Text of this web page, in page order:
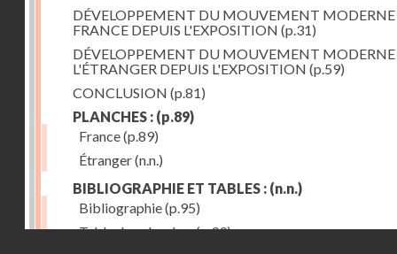
DÉVELOPPEMENT DU MOUVEMENT
FRANCE DEPUIS L'EXPOSITION (p.31)
DÉVELOPPEMENT DU MOUVEMENT
L'ÉTRANGER DEPUIS L'EXPOSITION (p.59)
CONCLUSION (p.81)
PLANCHES : (p.89)
France(p.89)
Étranger(n.n.)
BIBLIOGRAPHIE ET TABLES : (n.n.)
Bibliographie(p.95)
Table des planches(p.99)